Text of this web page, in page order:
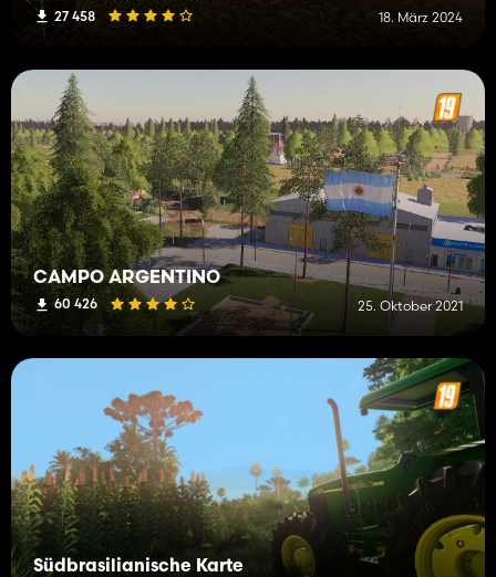
27 458 18. März 2024
CAMPO ARGENTINO
60 426 25. Oktober 2021
Südbrasilianische Karte